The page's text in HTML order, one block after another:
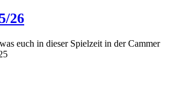
26
euch in dieser Spielzeit in der Cammer